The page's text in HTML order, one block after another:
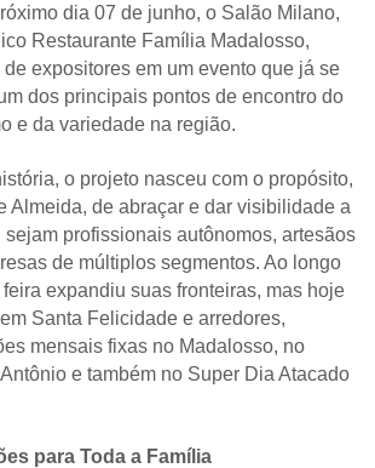
dia 07 de junho, o Salão Milano,
Restaurante Família Madalosso,
expositores em um evento que já se
dos principais pontos de encontro do
e da variedade na região.
o projeto nasceu com o propósito,
Almeida, de abraçar e dar visibilidade a
profissionais autônomos, artesãos
de múltiplos segmentos. Ao longo
expandiu suas fronteiras, mas hoje
Santa Felicidade e arredores,
mensais fixas no Madalosso, no
e também no Super Dia Atacado
para Toda a Família